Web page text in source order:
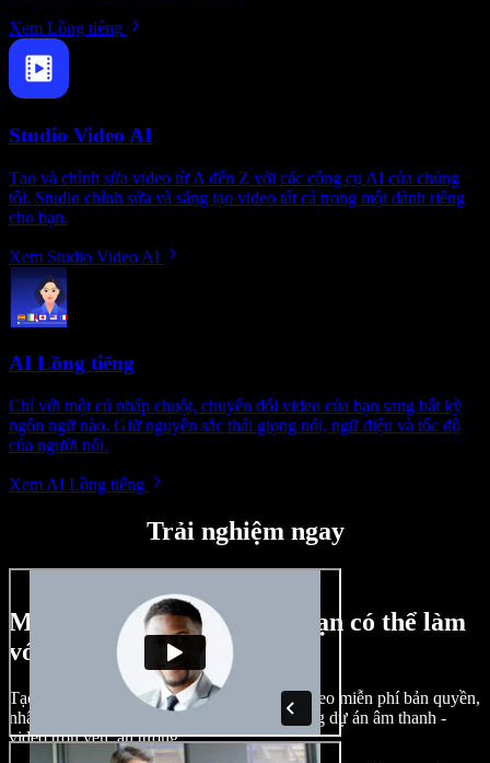
Xem Lồng tiếng
Studio Video AI
Tạo và chỉnh sửa video từ A đến Z với các công cụ AI của chúng
tôi. Studio chỉnh sửa và sáng tạo video tất cả trong một dành riêng
cho bạn.
Xem Studio Video AI
AI Lồng tiếng
Chỉ với một cú nhấp chuột, chuyển đổi video của bạn sang bất kỳ
ngôn ngữ nào. Giữ nguyên sắc thái giọng nói, ngữ điệu và tốc độ
của người nói.
Xem AI Lồng tiếng
Trải nghiệm ngay
Một vài ví dụ về những gì bạn có thể làm
với Speechify Studio
Tạo lồng tiếng, chèn hình ảnh, âm thanh, video miễn phí bản quyền,
nhân bản giọng nói của bạn để tạo nên những dự án âm thanh -
video trọn vẹn, ấn tượng.